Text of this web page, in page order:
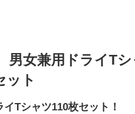
男女兼用ドライT
ト
Tシャツ110枚セット！